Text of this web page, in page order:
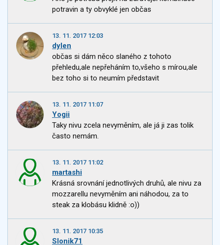
potravin a ty obvyklé jen občas
13. 11. 2017 12:03
dylen
občas si dám něco slaného z tohoto
přehledu,ale nepřeháním to,všeho s mírou,ale
bez toho si to neumím představit
13. 11. 2017 11:07
Yogii
Taky nivu zcela nevyměním, ale já ji zas tolik
často nemám.
13. 11. 2017 11:02
martashi
Krásná srovnání jednotlivých druhů, ale nivu za
mozzarellu nevyměním ani náhodou, za to
steak za klobásu klidně :o))
13. 11. 2017 10:35
Slonik71